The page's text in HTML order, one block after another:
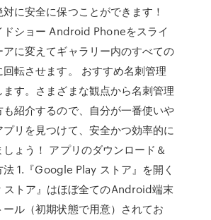
に安全に保つことができます！
ドショー Android Phoneをスライ
アに変えてギャラリー内のすべての
転させます。 おすすめ名刺管理
す。さまざまな観点から名刺管理
紹介するので、自分が一番使いや
リを見つけて、安全かつ効率的に
ょう！ アプリのダウンロード＆
1.『Google Play ストア』を開く
ストア』はほぼ全てのAndroid端末
ル（初期状態で用意）されてお